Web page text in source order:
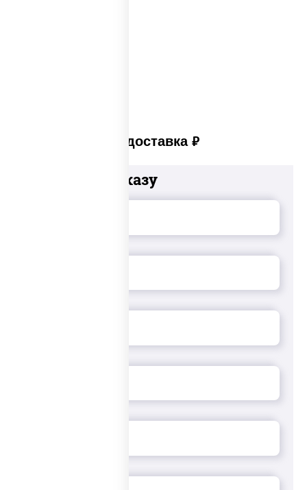
Платная доставка руб
Добавьте к заказу